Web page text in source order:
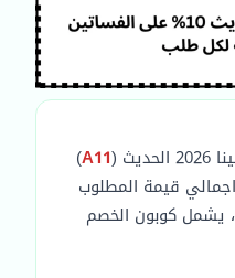
(
A11
)
10% من اجمالي قيمة المطلوب
يشمل كوبون الخصم